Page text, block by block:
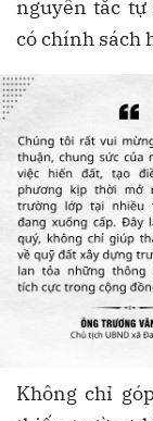
nguyên tắc
có chính sách
Không chỉ